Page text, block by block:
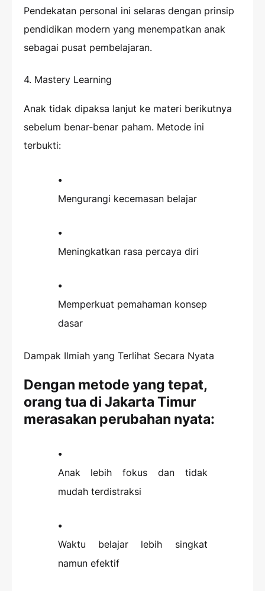
Pendekatan personal ini selaras dengan prinsip
pendidikan modern yang menempatkan anak
sebagai pusat pembelajaran.
4. Mastery Learning
Anak tidak dipaksa lanjut ke materi berikutnya
sebelum benar-benar paham. Metode ini
terbukti:
Mengurangi kecemasan belajar
Meningkatkan rasa percaya diri
Memperkuat pemahaman konsep
dasar
Dampak Ilmiah yang Terlihat Secara Nyata
Dengan metode yang tepat,
orang tua di Jakarta Timur
merasakan perubahan nyata:
Anak lebih fokus dan tidak
mudah terdistraksi
Waktu belajar lebih singkat
namun efektif